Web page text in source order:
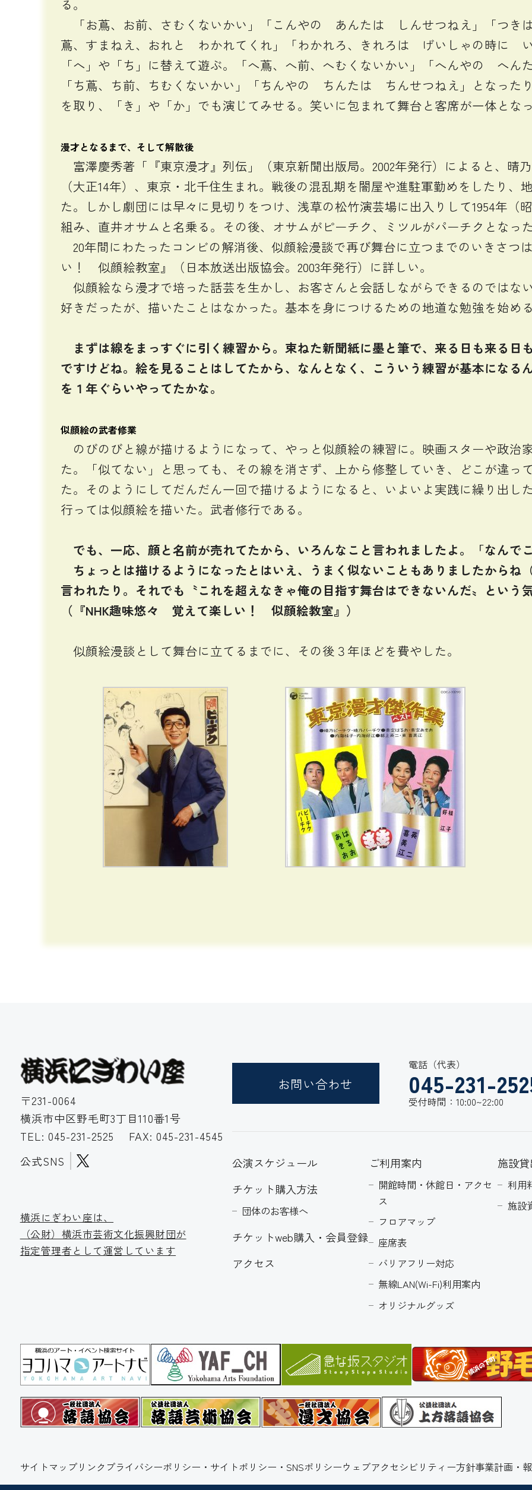
る。
「お蔦、お前、さむくないかい」「こんやの あんたは しんせつねえ」「つ
蔦、すまねえ、おれと わかれてくれ」「わかれろ、きれろは げいしゃの時に
「へ」や「ち」に替えて遊ぶ。「へ蔦、へ前、へむくないかい」「へんやの へ
「ち蔦、ち前、ちむくないかい」「ちんやの ちんたは ちんせつねえ」となった
を取り、「き」や「か」でも演じてみせる。笑いに包まれて舞台と客席が一体とな
漫才となるまで、そして解散後
富澤慶秀著「『東京漫才』列伝」（東京新聞出版局。2002年発行）によると、晴
（大正14年）、東京・北千住生まれ。戦後の混乱期を闇屋や進駐軍勤めをしたり
た。しかし劇団には早々に見切りをつけ、浅草の松竹演芸場に出入りして1954年（
組み、直井オサムと名乗る。その後、オサムがピーチク、ミツルがパーチクとなっ
20年間にわたったコンビの解消後、似顔絵漫談で再び舞台に立つまでのいきさ
い！ 似顔絵教室』（日本放送出版協会。2003年発行）に詳しい。
似顔絵なら漫才で培った話芸を生かし、お客さんと会話しながらできるのではな
好きだったが、描いたことはなかった。基本を身につけるための地道な勉強を始め
まずは線をまっすぐに引く練習から。束ねた新聞紙に墨と筆で、来る日も来る日
ですけどね。絵を見ることはしてたから、なんとなく、こういう練習が基本になる
を１年ぐらいやってたかな。
似顔絵の武者修業
のびのびと線が描けるようになって、やっと似顔絵の練習に。映画スターや政治
た。「似てない」と思っても、その線を消さず、上から修整していき、どこが違っ
た。そのようにしてだんだん一回で描けるようになると、いよいよ実践に繰り出し
行っては似顔絵を描いた。武者修行である。
でも、一応、顔と名前が売れてたから、いろんなこと言われましたよ。「なんで
ちょっとは描けるようになったとはいえ、うまく似ないこともありましたからね
言われたり。それでも〝これを超えなきゃ俺の目指す舞台はできないんだ〟という
（『NHK趣味悠々 覚えて楽しい！ 似顔絵教室』）
似顔絵漫談として舞台に立てるまでに、その後３年ほどを費やした。
〒231-0064
横浜市中区野毛町3丁目110番1号
TEL: 045-231-2525
FAX: 045-231-4545
公式SNS
お問い合わせ
電話（代表）
045-231-
受付時間：10:00~22:00
横浜にぎわい座は、
（公財）横浜市芸術文化振興財団が
指定管理者として運営しています
公演スケジュール
チケット購入方法
団体のお客様へ
チケットweb購入・会員登録
アクセス
ご利用案内
開館時間・休館日・アクセ
ス
フロアマップ
座席表
バリアフリー対応
無線LAN(Wi-Fi)利用案内
オリジナルグッズ
施設
利用
施設
サイトマップリンク プライバシーポリシー・サイトポリシー・SNSポリシーウェブアクセシビリティー方針事業計画・